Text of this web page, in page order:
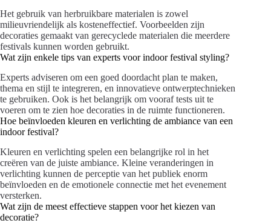
Het gebruik van herbruikbare materialen is zowel
milieuvriendelijk als kosteneffectief. Voorbeelden zijn
decoraties gemaakt van gerecyclede materialen die meerdere
festivals kunnen worden gebruikt.
Wat zijn enkele tips van experts voor indoor festival styling?
Experts adviseren om een goed doordacht plan te maken,
thema en stijl te integreren, en innovatieve ontwerptechnieken
te gebruiken. Ook is het belangrijk om vooraf tests uit te
voeren om te zien hoe decoraties in de ruimte functioneren.
Hoe beïnvloeden kleuren en verlichting de ambiance van een
indoor festival?
Kleuren en verlichting spelen een belangrijke rol in het
creëren van de juiste ambiance. Kleine veranderingen in
verlichting kunnen de perceptie van het publiek enorm
beïnvloeden en de emotionele connectie met het evenement
versterken.
Wat zijn de meest effectieve stappen voor het kiezen van
decoratie?